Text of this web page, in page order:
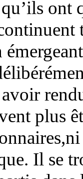
ont
plus
Il se